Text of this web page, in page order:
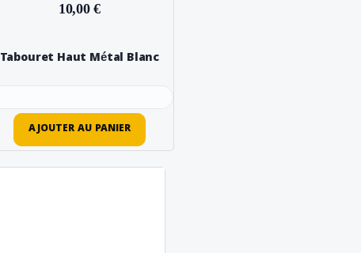
10,00 €
Tabouret Haut Métal Blanc
AJOUTER AU PANIER